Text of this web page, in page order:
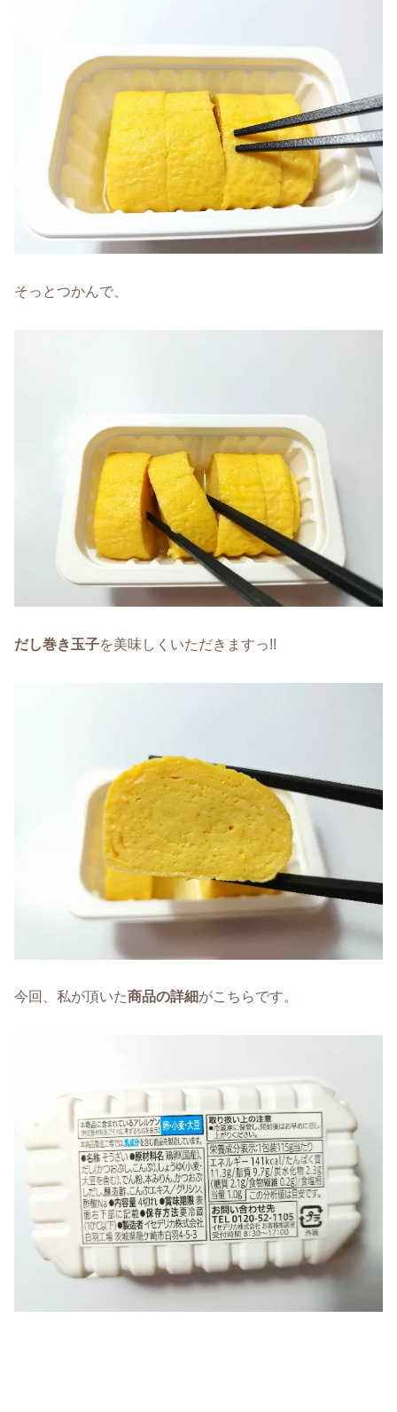
そっとつかんで、
だし巻き玉子を美味しくいただきますっ!!
今回、私が頂いた商品の詳細がこちらです。